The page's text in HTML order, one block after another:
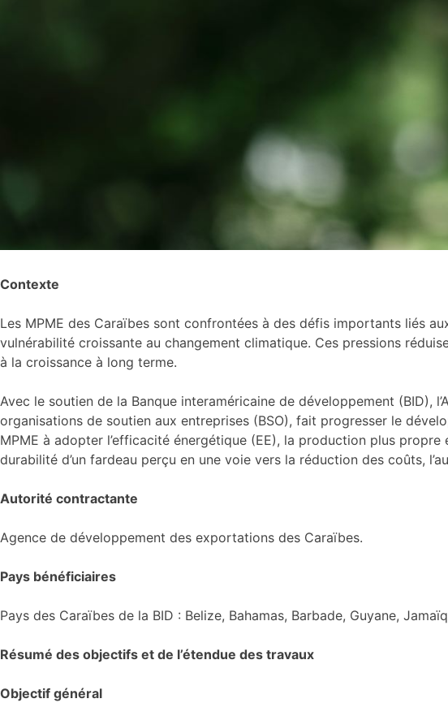
Contexte
Les MPME des Caraïbes sont confrontées à des défis importants liés
vulnérabilité croissante au changement climatique. Ces pressions
à la croissance à long terme.
Avec le soutien de la Banque interaméricaine de développement
organisations de soutien aux entreprises (BSO), fait progresser le
MPME à adopter l’efficacité énergétique (EE), la production plus
durabilité d’un fardeau perçu en une voie vers la réduction des coûts,
Autorité contractante
Agence de développement des exportations des Caraïbes.
Pays bénéficiaires
Pays des Caraïbes de la BID : Belize, Bahamas, Barbade, Guyane,
Résumé des objectifs et de l’étendue des travaux
Objectif général